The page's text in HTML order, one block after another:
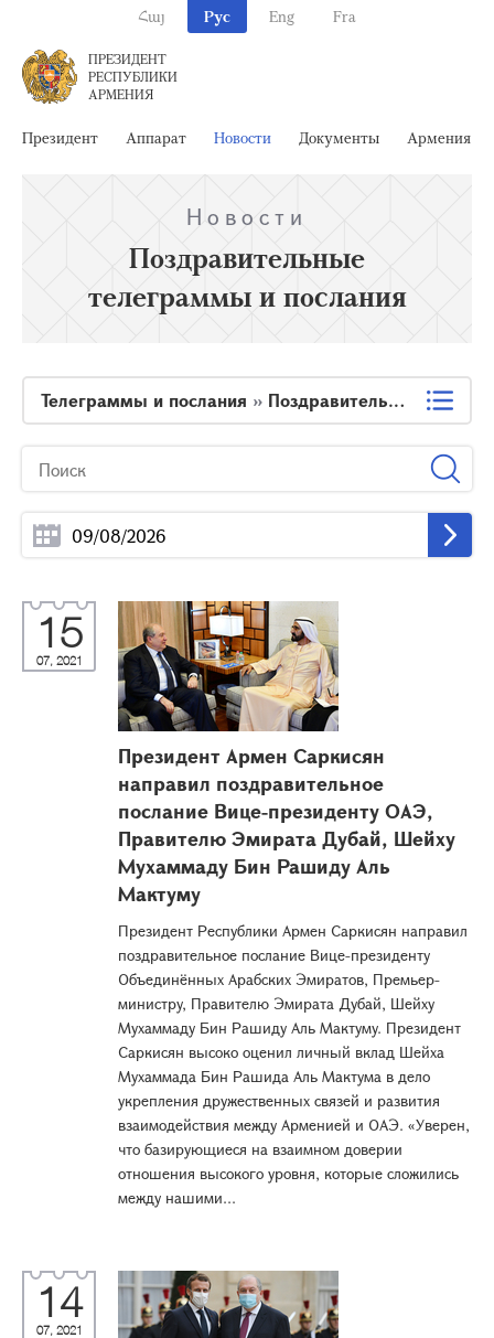
Հայ Рус Eng Fra
ПРЕЗИДЕНТ
РЕСПУБЛИКИ
АРМЕНИЯ
Президент Аппарат Новости Документы Армения
Новости
Поздравительные
телеграммы и послания
Телеграммы и послания » Поздравительные телеграммы и послания
15
07, 2021
Президент Армен Саркисян
направил поздравительное
послание Вице-президенту ОАЭ,
Правителю Эмирата Дубай, Шейху
Мухаммаду Бин Рашиду Аль
Мактуму
Президент Республики Армен Саркисян направил
поздравительное послание Вице-президенту
Объединённых Арабских Эмиратов, Премьер-
министру, Правителю Эмирата Дубай, Шейху
Мухаммаду Бин Рашиду Аль Мактуму. Президент
Саркисян высоко оценил личный вклад Шейха
Мухаммада Бин Рашида Аль Мактума в дело
укрепления дружественных связей и развития
взаимодействия между Арменией и ОАЭ. «Уверен,
что базирующиеся на взаимном доверии
отношения высокого уровня, которые сложились
между нашими...
14
07, 2021